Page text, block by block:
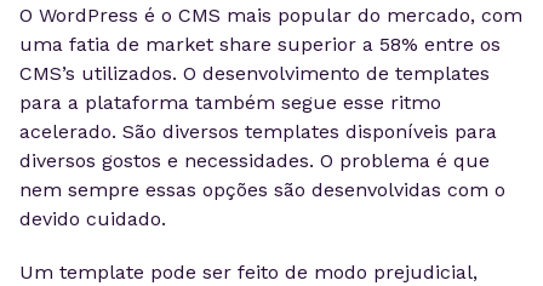
O WordPress é o CMS mais popular do mercado, com
uma fatia de market share superior a 58% entre os
CMS’s utilizados. O desenvolvimento de templates
para a plataforma também segue esse ritmo
acelerado. São diversos templates disponíveis para
diversos gostos e necessidades. O problema é que
nem sempre essas opções são desenvolvidas com o
devido cuidado.
Um template pode ser feito de modo prejudicial,